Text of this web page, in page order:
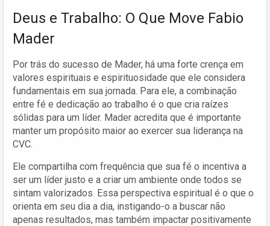
Deus e Trabalho: O Que Move Fabio
Mader
Por trás do sucesso de Mader, há uma forte crença em
valores espirituais e espirituosidade que ele considera
fundamentais em sua jornada. Para ele, a combinação
entre fé e dedicação ao trabalho é o que cria raízes
sólidas para um líder. Mader acredita que é importante
manter um propósito maior ao exercer sua liderança na
CVC.
Ele compartilha com frequência que sua fé o incentiva a
ser um líder justo e a criar um ambiente onde todos se
sintam valorizados. Essa perspectiva espiritual é o que o
orienta em seu dia a dia, instigando-o a buscar não
apenas resultados, mas também impactar positivamente